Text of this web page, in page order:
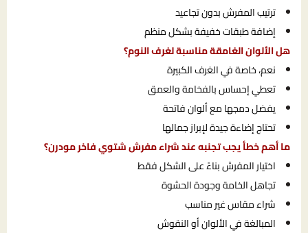
ترتيب المفرش بدون تجاعيد
إضافة طبقات خفيفة بشكل منظم
هل الألوان الغامقة مناسبة لغرف النوم؟
نعم، خاصة في الغرف الكبيرة
تعطي إحساس بالفخامة والعمق
يفضل دمجها مع ألوان فاتحة
تحتاج إضاءة جيدة لإبراز جمالها
ما أهم خطأ يجب تجنبه عند شراء مفرش شتوي فاخر مودرن؟
اختيار المفرش بناءً على الشكل فقط
تجاهل الخامة وجودة الحشوة
شراء مقاس غير مناسب
المبالغة في الألوان أو النقوش